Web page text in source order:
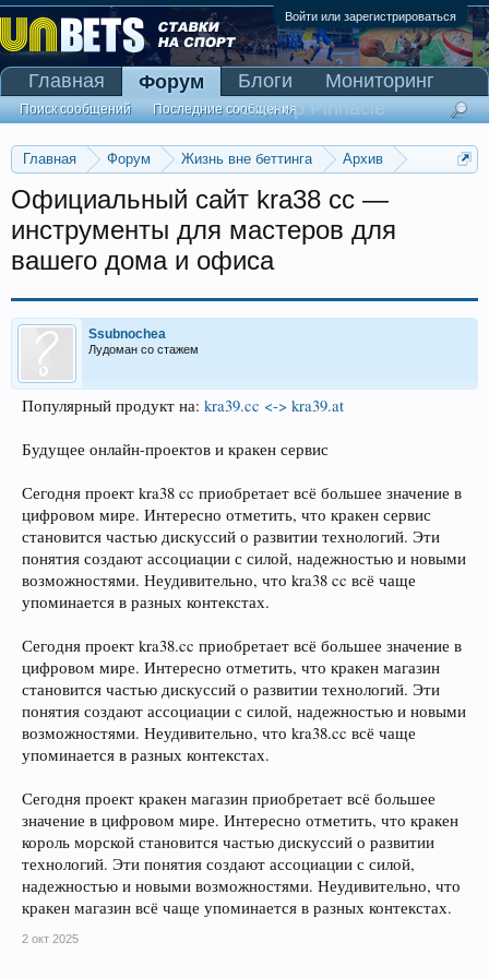
Войти или зарегистрироваться
Главная Форум Жизнь вне беттинга
Архив
Прогнозы на Олимпийские игры 2016
Официальный сайт kra38 cc —
инструменты для мастеров для
вашего дома и офиса
Ssubnochea
Лудоман со стажем
Популярный продукт на: kra39.cc <-> kra39.at
Будущее онлайн-проектов и кракен сервис
Сегодня проект kra38 cc приобретает всё большее значение в
цифровом мире. Интересно отметить, что кракен сервис
становится частью дискуссий о развитии технологий. Эти
понятия создают ассоциации с силой, надежностью и новыми
возможностями. Неудивительно, что kra38 cc всё чаще
упоминается в разных контекстах.
Сегодня проект kra38.cc приобретает всё большее значение в
цифровом мире. Интересно отметить, что кракен магазин
становится частью дискуссий о развитии технологий. Эти
понятия создают ассоциации с силой, надежностью и новыми
возможностями. Неудивительно, что kra38.cc всё чаще
упоминается в разных контекстах.
Сегодня проект кракен магазин приобретает всё большее
значение в цифровом мире. Интересно отметить, что кракен
король морской становится частью дискуссий о развитии
технологий. Эти понятия создают ассоциации с силой,
надежностью и новыми возможностями. Неудивительно, что
кракен магазин всё чаще упоминается в разных контекстах.
2 окт 2025
Главная Форум
Поиск сообщений Последние сообщения
Блоги
Мониторинг
Сканер Pinnacle